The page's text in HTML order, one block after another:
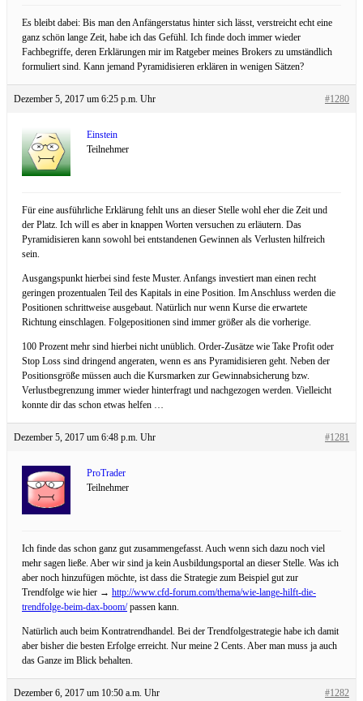
Es bleibt dabei: Bis man den Anfängerstatus hinter sich lässt, verstreicht echt eine
ganz schön lange Zeit, habe ich das Gefühl. Ich finde doch immer wieder
Fachbegriffe, deren Erklärungen mir im Ratgeber meines Brokers zu umständlich
formuliert sind. Kann jemand Pyramidisieren erklären in wenigen Sätzen?
Dezember 5, 2017 um 6:25 p.m. Uhr #1280
Einstein
Teilnehmer
Für eine ausführliche Erklärung fehlt uns an dieser Stelle wohl eher die Zeit und
der Platz. Ich will es aber in knappen Worten versuchen zu erläutern. Das
Pyramidisieren kann sowohl bei entstandenen Gewinnen als Verlusten hilfreich
sein.
Ausgangspunkt hierbei sind feste Muster. Anfangs investiert man einen recht
geringen prozentualen Teil des Kapitals in eine Position. Im Anschluss werden die
Positionen schrittweise ausgebaut. Natürlich nur wenn Kurse die erwartete
Richtung einschlagen. Folgepositionen sind immer größer als die vorherige.
100 Prozent mehr sind hierbei nicht unüblich. Order-Zusätze wie Take Profit oder
Stop Loss sind dringend angeraten, wenn es ans Pyramidisieren geht. Neben der
Positionsgröße müssen auch die Kursmarken zur Gewinnabsicherung bzw.
Verlustbegrenzung immer wieder hinterfragt und nachgezogen werden. Vielleicht
konnte dir das schon etwas helfen …
Dezember 5, 2017 um 6:48 p.m. Uhr #1281
ProTrader
Teilnehmer
Ich finde das schon ganz gut zusammengefasst. Auch wenn sich dazu noch viel
mehr sagen ließe. Aber wir sind ja kein Ausbildungsportal an dieser Stelle. Was ich
aber noch hinzufügen möchte, ist dass die Strategie zum Beispiel gut zur
Trendfolge wie hier → http://www.cfd-forum.com/thema/wie-lange-hilft-die-
trendfolge-beim-dax-boom/passen kann.
Natürlich auch beim Kontratrendhandel. Bei der Trendfolgestrategie habe ich damit
aber bisher die besten Erfolge erreicht. Nur meine 2 Cents. Aber man muss ja auch
das Ganze im Blick behalten.
Dezember 6, 2017 um 10:50 a.m. Uhr #1282